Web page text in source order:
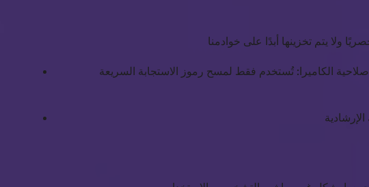
صلاحية الكاميرا: تُستخدم فقط لمسح رموز الاستجابة السريعة (QR Codes) الموجودة أمام التحف الفنية لتشغيل وعرض محتويات الواقع المعزز (AR). لا يتم تسجيل تدفقات الصور أو